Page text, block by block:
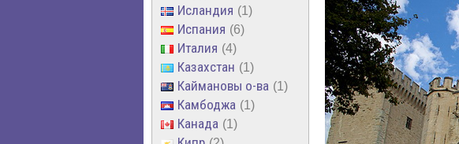
Исландия 1
Испания 6
Италия 4
Казахстан 1
Каймановы о-ва 1
Камбоджа 1
Канада 1